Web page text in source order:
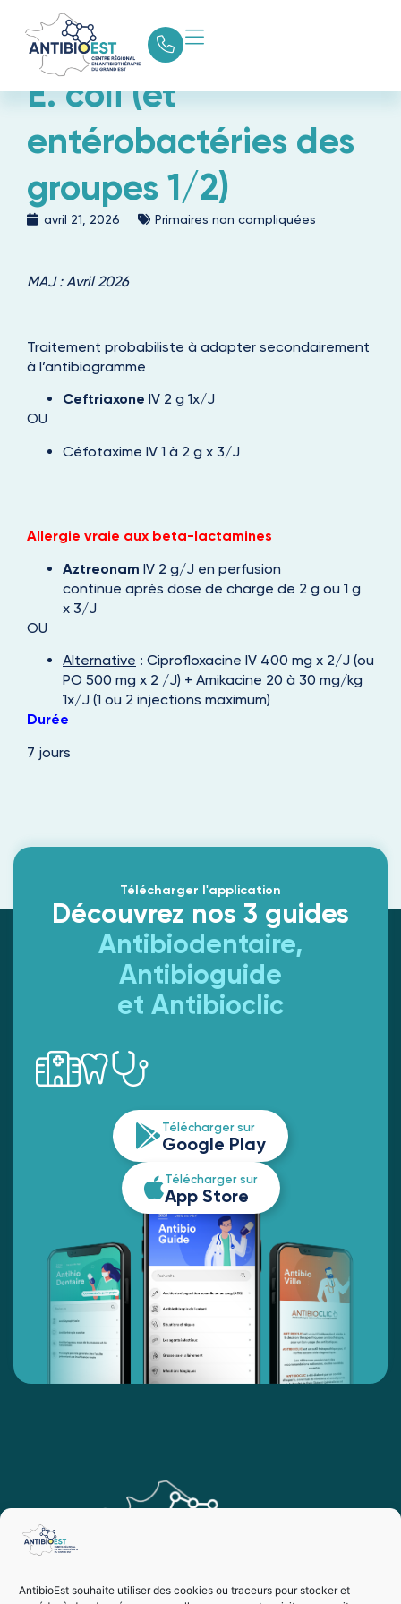
AntibioEst souhaite utiliser des cookies ou traceurs pour stocker et
E. coli (et
entérobactéries des
groupes 1/2)
avril 21, 2026 Primaires non compliquées
MAJ : Avril 2026
Traitement probabiliste à adapter secondairement
à l’antibiogramme
Ceftriaxone IV 2 g 1x/J
OU
Céfotaxime IV 1 à 2 g x 3/J
Allergie vraie aux beta-lactamines
Aztreonam IV 2 g/J en perfusion
continue après dose de charge de 2 g ou 1 g
x 3/J
OU
Alternative : Ciprofloxacine IV 400 mg x 2/J (ou
PO 500 mg x 2 /J) + Amikacine 20 à 30 mg/kg
1x/J (1 ou 2 injections maximum)
Durée
7 jours
Télécharger l'application
Découvrez nos 3 guides
Antibiodentaire,
Antibioguide
et Antibioclic
Télécharger sur
Google Play
Télécharger sur
App Store